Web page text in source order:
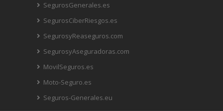
SegurosGenerales.es
SegurosCiberRiesgos.es
SegurosyReaseguros.com
SegurosyAseguradoras.com
MovilSeguros.es
Moto-Seguro.es
Seguros-Generales.eu